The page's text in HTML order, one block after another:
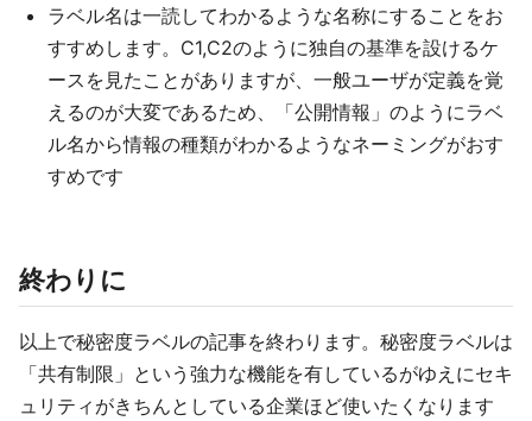
ラベル名は一読してわかるような名称にすることをお
すすめします。C1,C2のように独自の基準を設けるケ
ースを見たことがありますが、一般ユーザが定義を覚
えるのが大変であるため、「公開情報」のようにラベ
ル名から情報の種類がわかるようなネーミングがおす
すめです
終わりに
以上で秘密度ラベルの記事を終わります。秘密度ラベルは
「共有制限」という強力な機能を有しているがゆえにセキ
ュリティがきちんとしている企業ほど使いたくなります